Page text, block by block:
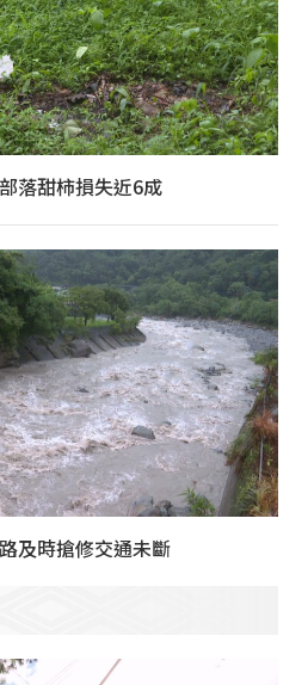
落甜柿損失近6成
及時搶修交通未斷